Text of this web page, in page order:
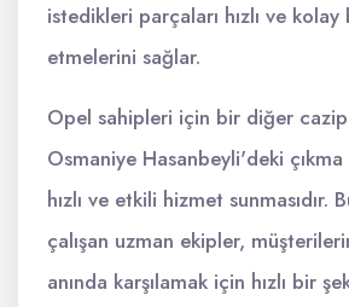
istedikleri parçaları hızlı ve
etmelerini sağlar.
Opel sahipleri için bir diğer
Osmaniye Hasanbeyli'deki çıkma
hızlı ve etkili hizmet sunmasıdır.
çalışan uzman ekipler,
anında karşılamak için hızlı bir